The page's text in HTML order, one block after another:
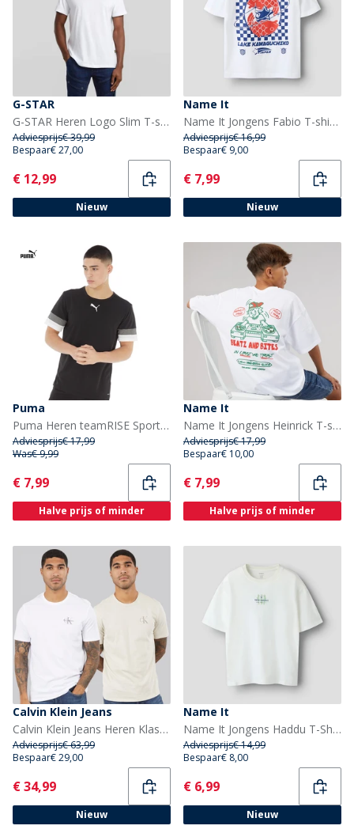
G-STAR
G-STAR Heren Logo Slim T-shirt Wit
Adviesprijs€ 39,99
Bespaar€ 27,00
Current
€ 12,99
Nieuw
Name It
Name It Jongens Fabio T-shirt Bright White
Adviesprijs€ 16,99
Bespaar€ 9,00
Current
€ 7,99
Nieuw
Puma
Puma Heren teamRISE Sports Performance Tops Zwart
Adviesprijs€ 17,99
Was€ 9,99
Current
€ 7,99
Halve prijs of minder
Name It
Name It Jongens Heinrick T-shirt Bright White/Rood
Adviesprijs€ 17,99
Bespaar€ 10,00
Current
€ 7,99
Halve prijs of minder
Calvin Klein Jeans
Calvin Klein Jeans Heren Klassiek Monogram Logo T-shirt Bright White/Oatmeal
Adviesprijs€ 63,99
Bespaar€ 29,00
Current
€ 34,99
Nieuw
Name It
Name It Jongens Haddu T-Shirt Cloud Dancer
Adviesprijs€ 14,99
Bespaar€ 8,00
Current
€ 6,99
Nieuw